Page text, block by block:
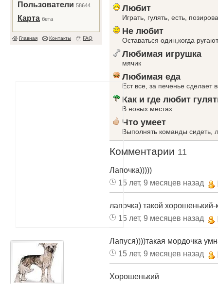
Пользователи 58644
Карта бета
Главная Контакты FAQ
Любит
Играть, гулять, есть,
Не любит
Оставаться один,когда
Любимая игрушка
мячик
Любимая еда
Ест все, за печенье сделает
Как и где любит
В новых местах
Что умеет
Выполнять команды сидеть,
Комментарии 11
Лапочка)))))
15 лет, 9 месяцев назад
лапочка) такой хорошенький-
15 лет, 9 месяцев назад
Лапуся))))такая мордочка
15 лет, 9 месяцев назад
Хорошенький